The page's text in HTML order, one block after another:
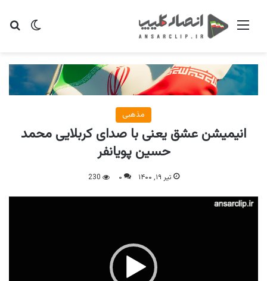
تغییر منو
مذهبی
انیمیشن عشق یعنی با صدای کربلایی محمد
حسین پویانفر
تیر ۱۹, ۱۴۰۰ ۰ 230
نمایشگر
ویدیو